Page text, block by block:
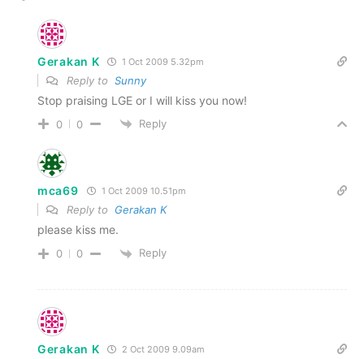
Gerakan K 1 Oct 2009 5.32pm
Reply to Sunny
Stop praising LGE or I will kiss you now!
0 0 Reply
mca69 1 Oct 2009 10.51pm
Reply to Gerakan K
please kiss me.
0 0 Reply
Gerakan K 2 Oct 2009 9.09am